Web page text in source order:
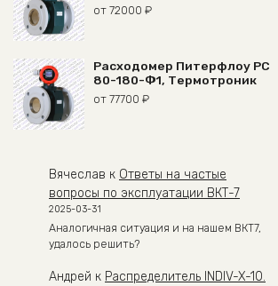
от 72000 ₽
Расходомер Питерфлоу РС
80-180-Ф1, Термотроник
от 77700 ₽
Вячеслав к Ответы на частые
вопросы по эксплуатации ВКТ-7
2025-03-31
Аналогичная ситуация и на нашем ВКТ7,
удалось решить?
Андрей к Распределитель INDIV-X-10.